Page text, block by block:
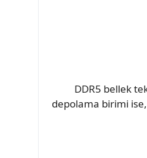
DDR5 bellek
depolama birimi ise,